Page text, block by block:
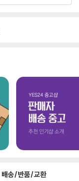
배송/반품/교환